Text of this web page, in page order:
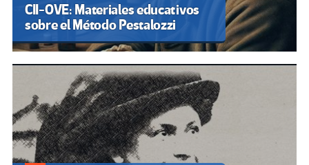
CII-OVE: Materiales educativos
sobre el Método Pestalozzi